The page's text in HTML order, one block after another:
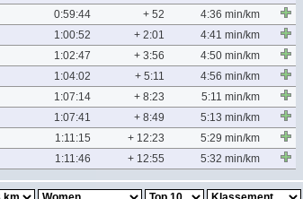
0:59:44 + 52
4:36 min/km
1:00:52 + 2:01
4:41 min/km
1:02:47 + 3:56
4:50 min/km
1:04:02 + 5:11
4:56 min/km
1:07:14 + 8:23
5:11 min/km
1:07:41 + 8:49
5:13 min/km
1:11:15 + 12:23
5:29 min/km
1:11:46 + 12:55 5:32 min/km